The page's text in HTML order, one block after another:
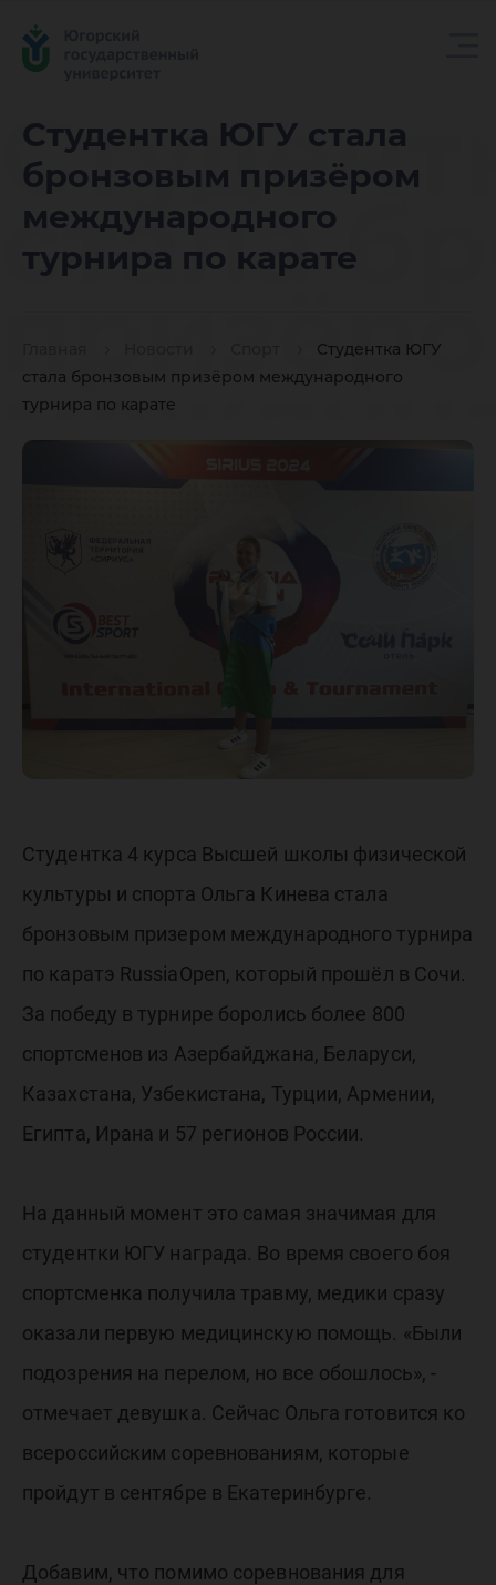
Студентка ЮГУ стала
бронзовым призёром
международного
турнира по карате
Студентка ЮГУ
стала бронзовым призёром международного
турнира по карате
стала
карате
Студентка 4 курса Высшей школы физической
культуры и спорта Ольга Кинева стала
бронзовым призером международного турнира
по каратэ RussiaOpen, который прошёл в Сочи.
За победу в турнире боролись более 800
спортсменов из Азербайджана, Беларуси,
Казахстана, Узбекистана, Турции, Армении,
Египта, Ирана и 57 регионов России.
На данный момент это самая значимая для
студентки ЮГУ награда. Во время своего боя
спортсменка получила травму, медики сразу
оказали первую медицинскую помощь. «Были
подозрения на перелом, но все обошлось», -
отмечает девушка. Сейчас Ольга готовится ко
всероссийским соревнованиям, которые
пройдут в сентябре в Екатеринбурге.
Добавим, что помимо соревнования для